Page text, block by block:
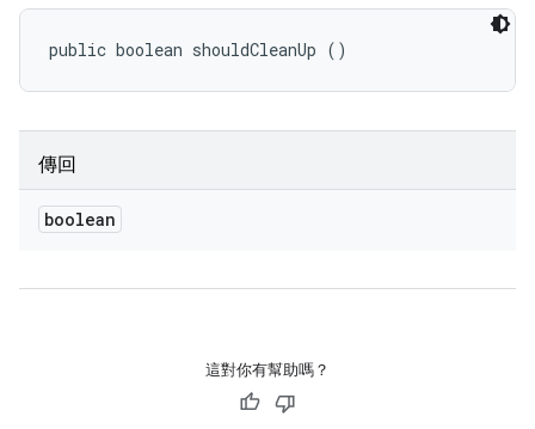
public boolean shouldCleanUp ()
傳回
boolean
這對你有幫助嗎？